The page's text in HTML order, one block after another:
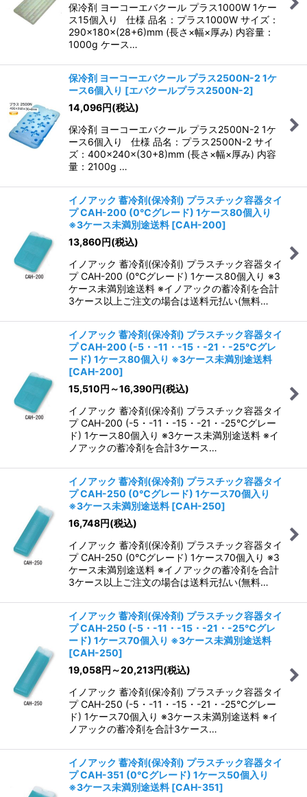
保冷剤 ヨーコーエバクール プラス1000W 1ケー
ス15個入り 仕様 品名：プラス1000W サイズ：
290×180×(28+6)mm (長さ×幅×厚み) 内容量：
1000g ケース…
保冷剤 ヨーコーエバクール プラス2500N-2 1ケ
ース6個入り [エバクールプラス2500N-2]
14,096円(税込)
保冷剤 ヨーコーエバクール プラス2500N-2 1ケ
ース6個入り 仕様 品名：プラス2500N-2 サイ
ズ：400×240×(30+8)mm (長さ×幅×厚み) 内容
量：2100g …
イノアック 蓄冷剤(保冷剤) プラスチック容器タイ
プ CAH-200 (0℃グレード) 1ケース80個入り
※3ケース未満別途送料 [CAH-200]
13,860円(税込)
イノアック 蓄冷剤(保冷剤) プラスチック容器タイ
プ CAH-200 (0℃グレード) 1ケース80個入り ※3
ケース未満別途送料 ※イノアックの蓄冷剤を合計
3ケース以上ご注文の場合は送料元払い(無料…
イノアック 蓄冷剤(保冷剤) プラスチック容器タイ
プ CAH-200 (-5・-11・-15・-21・-25℃グレ
ード) 1ケース80個入り ※3ケース未満別途送料
[CAH-200]
15,510円 ～16,390円(税込)
イノアック 蓄冷剤(保冷剤) プラスチック容器タイ
プ CAH-200 (-5・-11・-15・-21・-25℃グレー
ド) 1ケース80個入り ※3ケース未満別途送料 ※イ
ノアックの蓄冷剤を合計3ケース…
イノアック 蓄冷剤(保冷剤) プラスチック容器タイ
プ CAH-250 (0℃グレード) 1ケース70個入り
※3ケース未満別途送料 [CAH-250]
16,748円(税込)
イノアック 蓄冷剤(保冷剤) プラスチック容器タイ
プ CAH-250 (0℃グレード) 1ケース70個入り ※3
ケース未満別途送料 ※イノアックの蓄冷剤を合計
3ケース以上ご注文の場合は送料元払い(無料…
イノアック 蓄冷剤(保冷剤) プラスチック容器タイ
プ CAH-250 (-5・-11・-15・-21・-25℃グレ
ード) 1ケース70個入り ※3ケース未満別途送料
[CAH-250]
19,058円 ～20,213円(税込)
イノアック 蓄冷剤(保冷剤) プラスチック容器タイ
プ CAH-250 (-5・-11・-15・-21・-25℃グレー
ド) 1ケース70個入り ※3ケース未満別途送料 ※イ
ノアックの蓄冷剤を合計3ケース…
イノアック 蓄冷剤(保冷剤) プラスチック容器タイ
プ CAH-351 (0℃グレード) 1ケース50個入り
※3ケース未満別途送料 [CAH-351]